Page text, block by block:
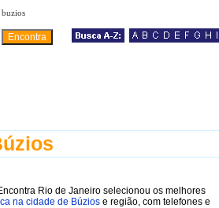
buzios
Rio de Janeiro selecionou os melhores
na cidade de Búzios e região, com telefones e